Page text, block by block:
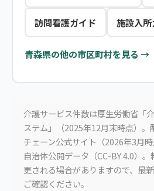
訪問看護ガイド 施設入所
青森県の他の市区町村を見る →
介護サービス件数は厚生労働省「
ステム」（2025年12月末時点）。
チェーン公式サイト（2026年3月
自治体公開データ（CC-BY 4.0）
更される場合がありますので、最
ご確認ください。